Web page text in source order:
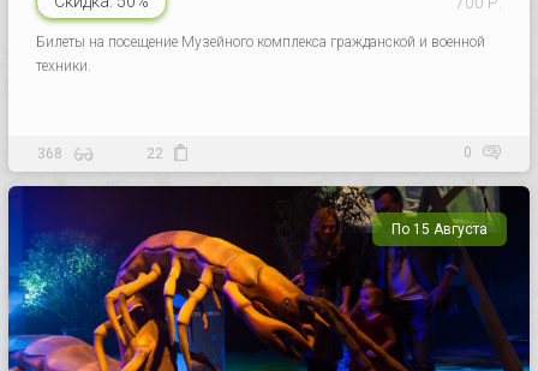
Билеты на посещение Музейного комплекса гражданской и военной
техники.
368 22 0
По 15 Августа